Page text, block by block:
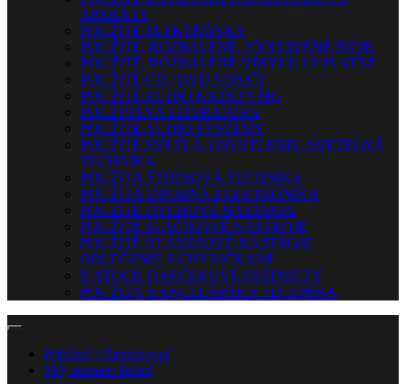
APARÁTY
POUŽITÉ ELEKTRÓNKY
POUŽITÉ, ROZBALENÉ, VYSTAVENÉ BICIE
POUŽITÉ, ROZBALENÉ VINYLY, LP PLATNE
POUŽITÉ CD / DVD NOSIČE
POUŽITÉ AUDIO KAZETY MG
POUŽÍVANÁ LITERATÚRA
POUŽITÉ AUDIO SYSTÉMY
POUŽITÉ SVETLÁ, OSVETLENIE, SVETELNÁ
TECHNIKA
POUŽITÁ ŠTÚDIOVÁ TECHNIKA
POUŽITÁ DROBNÁ ELEKTRONIKA
POUŽITÉ DYCHOVÉ NÁSTROJE
POUŽITÉ SLÁČIKOVÉ NÁSTROJE
POUŽITÉ KLÁVESOVÉ NÁSTROJE
OBLEČENIE S CHYBIČKAMI
B-STOCK DARČEKOVÉ PREDMETY
POUŽITÁ KANCELÁRSKA TECHNIKA
Prihlásiť / Registrovať
Môj zoznam želaní